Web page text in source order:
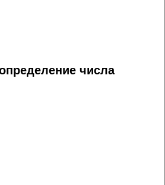
числа